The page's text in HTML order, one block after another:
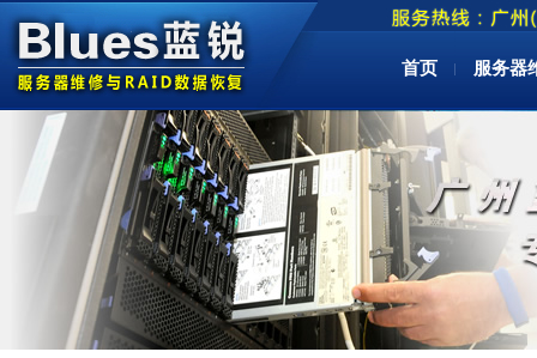
首页 服务器